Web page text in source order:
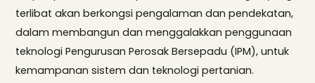
terlibat akan berkongsi pengalaman dan pendekatan,
dalam membangun dan menggalakkan penggunaan
teknologi Pengurusan Perosak Bersepadu (IPM), untuk
kemampanan sistem dan teknologi pertanian.